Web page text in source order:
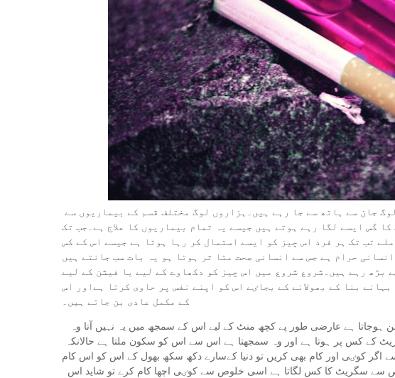
کَس ایسے لگا رہے ہوتے ہیں جیسے یہ تمام بیماریوں کا علاج ہے۔جب تک
تب تک ہر فرد اس چیز کو ایسے استمال کر رہا ہوتا ہے جیسے اس کے کس
حرام ہے جس سے انسانی صحت متا ثر ہوتا ہو یہ بات سب جانتے ہیں
بڑھ رہے ہیں۔شروع شروع میں اس چیز کو دکھاوے کے لیے یا فیشن کے لیے
بنا کے بھولانے کے بجاٸے اس کو اپنے نفس پر حاوی کرتا ہےاور اس
کے مکمل عادی بن جاتے ہیں۔
ہے عارضی طور پے کچھ منٹ کے لیے اس کے سمجھ میں یہ نہیں آتا وہ
کے کس پر ہوتا ہے اور وہ سمجھتا ہے اس سے اس کو سکون ملتا ہے حالانکہ
سے اگر کوٸی اور کام بھی کریں تو دنیا کےسارے دکھ سکھ بھول کے اس کو اس کام
سے سگریٹ کا کس لگاتا ہے اسی خلوص سے کوٸی اچھا کام کرے تو شاید اس